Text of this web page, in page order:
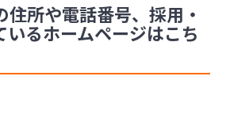
住所や電話番号、採用・
るホームページはこち